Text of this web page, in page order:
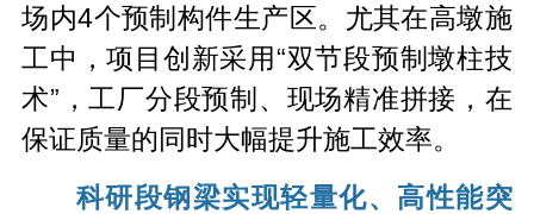
场内4个预制构件生产区。尤其在高墩施
工中，项目创新采用“双节段预制墩柱技
术”，工厂分段预制、现场精准拼接，在
保证质量的同时大幅提升施工效率。
科研段钢梁实现轻量化、高性能突